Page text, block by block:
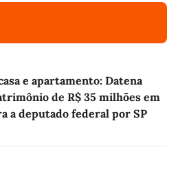
e apartamento: Datena
de R$ 35 milhões em
a deputado federal por SP